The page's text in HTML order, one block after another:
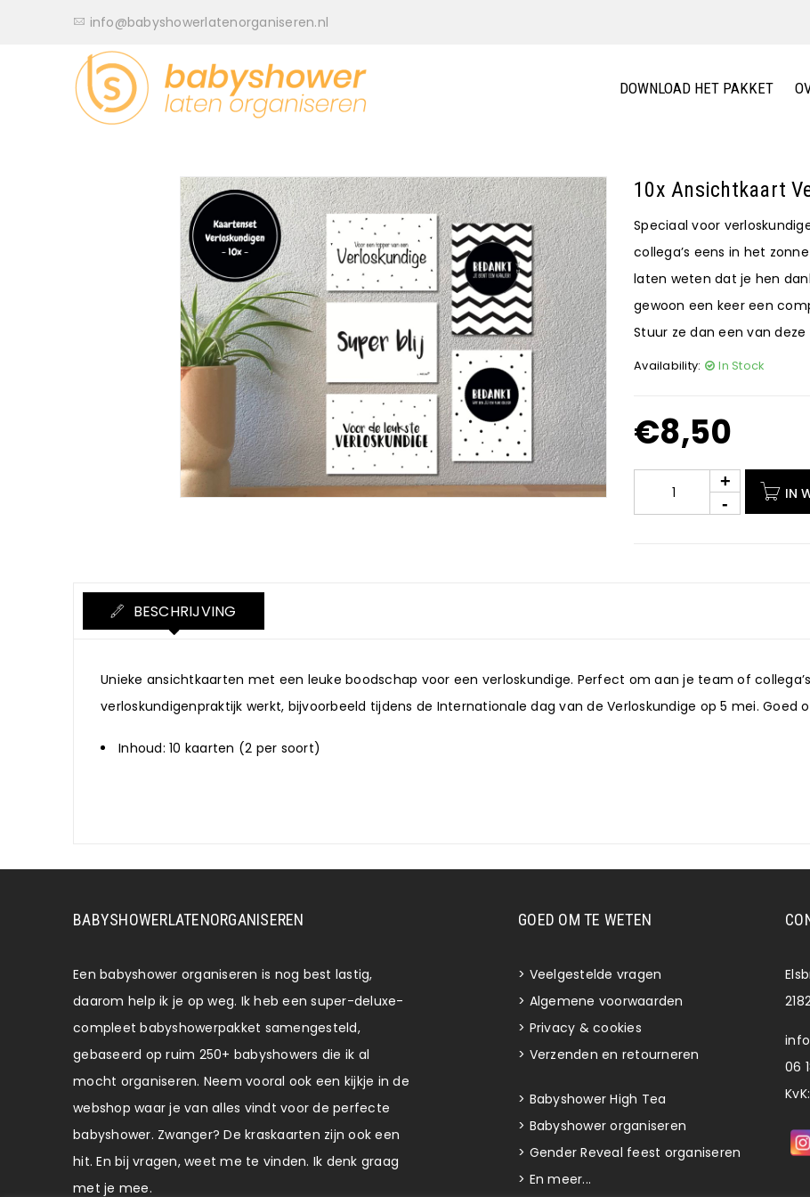
info@babyshowerlatenorganiseren.nl
DOWNLOAD HET PAKKET
10x Ansichtkaart
Speciaal voor
collega’s eens in het
laten weten dat je hen
gewoon een keer een
Stuur ze dan een van
Availability: In Stock
€8,50
IN
BESCHRIJVING
Unieke ansichtkaarten met een leuke boodschap voor een verloskundige. Perfect om aan je team of
verloskundigenpraktijk werkt, bijvoorbeeld tijdens de Internationale dag van de Verloskundige op 5 mei. Goed
Inhoud: 10 kaarten (2 per soort)
BABYSHOWERLATENORGANISEREN
Een babyshower organiseren is nog best lastig,
daarom help ik je op weg. Ik heb een super-deluxe-
compleet babyshowerpakket samengesteld,
gebaseerd op ruim 250+ babyshowers die ik al
mocht organiseren. Neem vooral ook een kijkje in de
webshop waar je van alles vindt voor de perfecte
babyshower. Zwanger? De kraskaarten zijn ook een
hit. En bij vragen, weet me te vinden. Ik denk graag
met je mee.
GOED OM TE WETEN
> Veelgestelde vragen
> Algemene voorwaarden
> Privacy & cookies
> Verzenden en retourneren
> Babyshower High Tea
> Babyshower organiseren
> Gender Reveal feest organiseren
> En meer...
06